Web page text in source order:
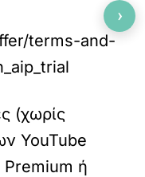
terms-and-
(χωρίς
YouTube
Premium ή
›